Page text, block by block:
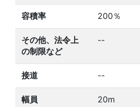
容積率 200％
その他、法令上
の制限など
--
接道 --
幅員 20m